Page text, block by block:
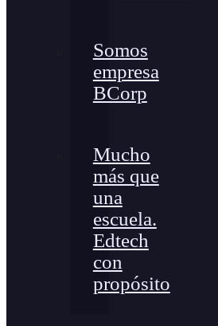
Somos
empresa
BCorp
Mucho
más que
una
escuela.
Edtech
con
propósito